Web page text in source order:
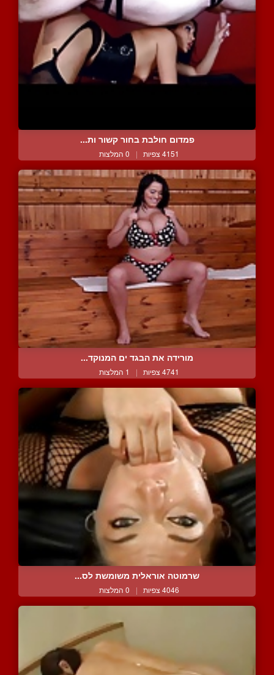
פמדום חולבת בחור קשור ות...
4151 צפיות | 0 המלצות
מורידה את הבגד ים המנוקד...
4741 צפיות | 1 המלצות
שרמוטה אוראלית משומשת לס...
4046 צפיות | 0 המלצות